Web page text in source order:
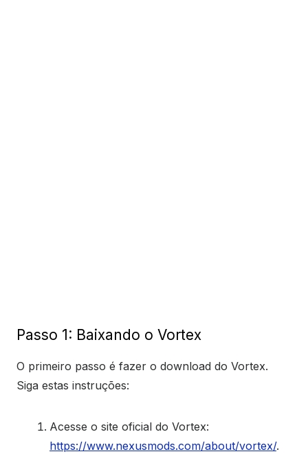
Passo 1: Baixando o Vortex
O primeiro passo é fazer o download do Vortex.
Siga estas instruções:
Acesse o site oficial do Vortex:
https://www.nexusmods.com/about/vortex/.